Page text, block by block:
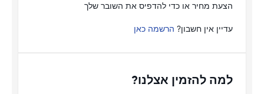
הצעת מחיר או כדי להדפיס את השובר שלך
עדיין אין חשבון? הרשמה כאן
למה להזמין אצלנו?